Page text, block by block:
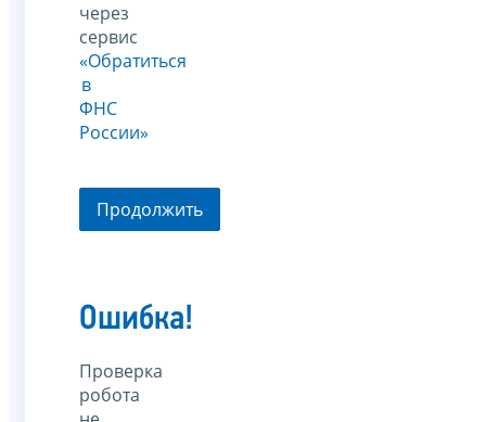
через
сервис
«Обратиться
в
ФНС
России»
Продолжить
Ошибка!
Проверка
робота